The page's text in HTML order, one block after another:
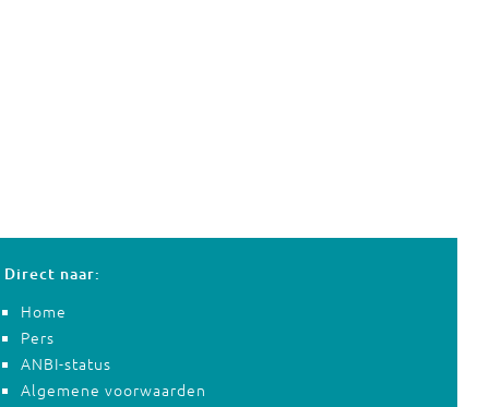
Direct naar:
Home
Pers
ANBI-status
Algemene voorwaarden